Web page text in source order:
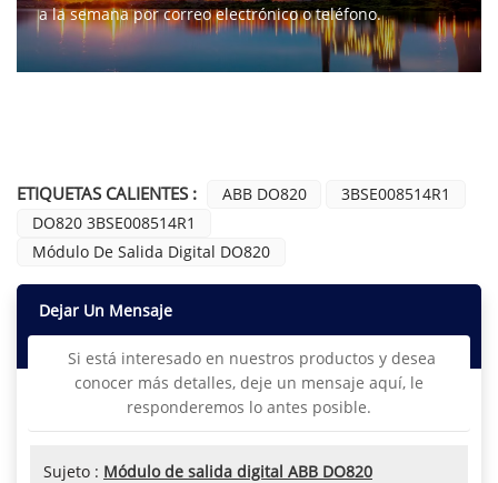
a la semana por correo electrónico o teléfono.
CONTÁCTENOS
ETIQUETAS CALIENTES : ABB DO820
3BSE008514R1
DO820 3BSE008514R1
Módulo De Salida Digital DO820
Dejar Un Mensaje
Si está interesado en nuestros productos y desea
conocer más detalles, deje un mensaje aquí, le
responderemos lo antes posible.
Sujeto : Módulo de salida digital ABB DO820